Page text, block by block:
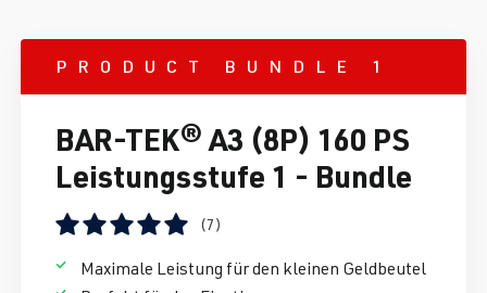
PRODUCT BUNDLE 1
BAR-TEK® A3 (8P) 160 PS
Leistungsstufe 1 - Bundle
(7)
Maximale Leistung für den kleinen Geldbeutel